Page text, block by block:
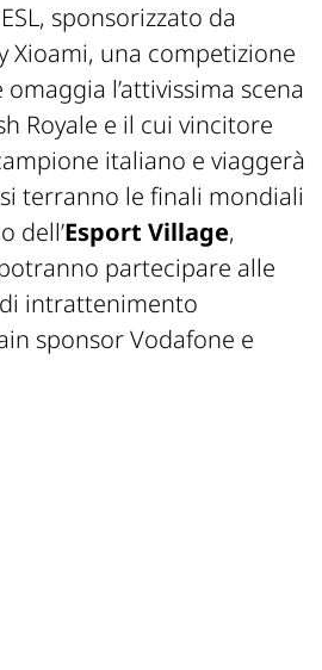
sponsorizzato da
Xioami, una competizione
l’attivissima scena
Royale e il cui vincitore
italiano e viaggerà
terranno le finali mondiali
dell’Esport Village,
partecipare alle
intrattenimento
sponsor Vodafone e